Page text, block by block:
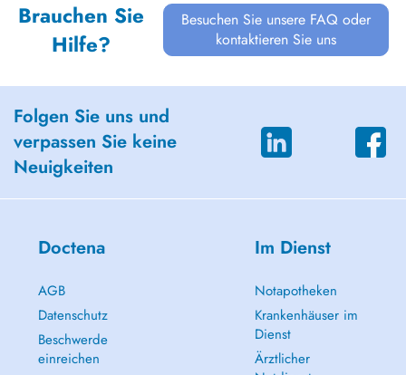
Brauchen Sie
Hilfe?
Besuchen Sie unsere FAQ oder
kontaktieren Sie uns
Folgen Sie uns und
verpassen Sie keine
Neuigkeiten
Doctena
AGB
Datenschutz
Beschwerde
einreichen
Im Dienst
Notapotheken
Krankenhäuser im
Dienst
Ärztlicher